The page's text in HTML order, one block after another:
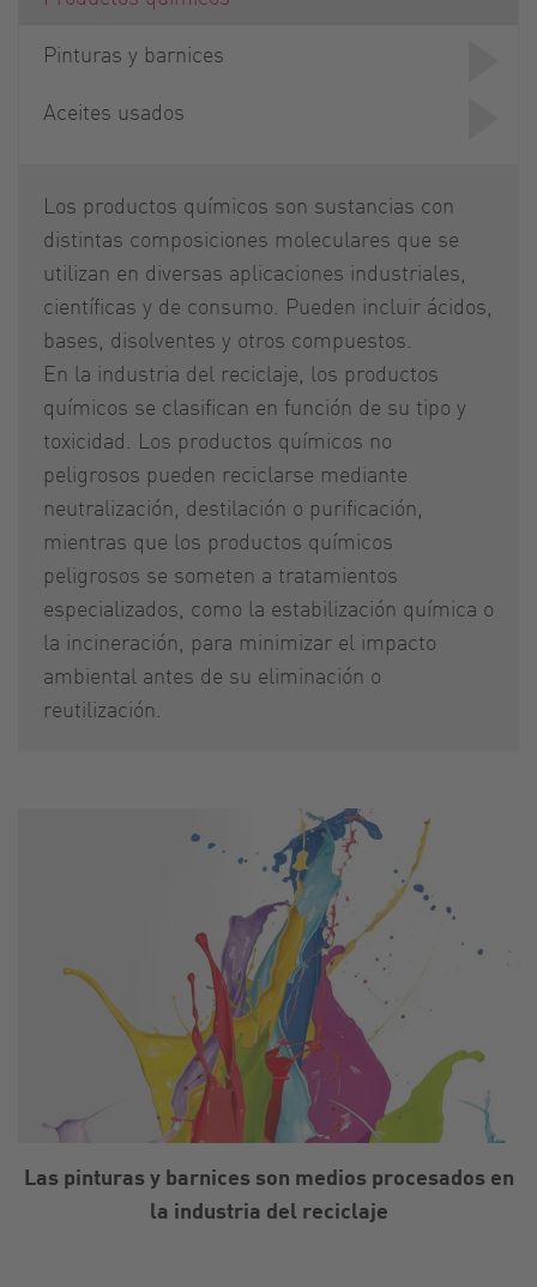
Pinturas y barnices
Aceites usados
Los productos químicos son sustancias con
distintas composiciones moleculares que se
utilizan en diversas aplicaciones industriales,
científicas y de consumo. Pueden incluir ácidos,
bases, disolventes y otros compuestos.
En la industria del reciclaje, los productos
químicos se clasifican en función de su tipo y
toxicidad. Los productos químicos no
peligrosos pueden reciclarse mediante
neutralización, destilación o purificación,
mientras que los productos químicos
peligrosos se someten a tratamientos
especializados, como la estabilización química o
la incineración, para minimizar el impacto
ambiental antes de su eliminación o
reutilización.
Las pinturas y barnices son medios procesados en
la industria del reciclaje